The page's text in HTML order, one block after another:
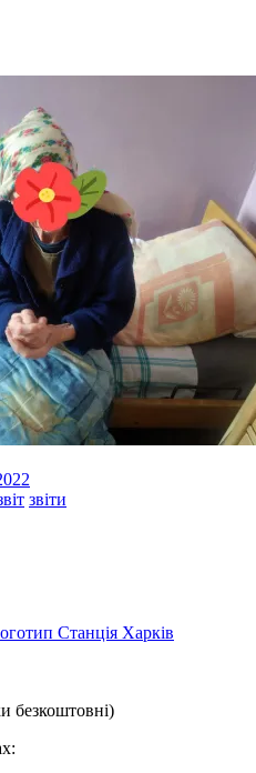
звіти
безкоштовні)